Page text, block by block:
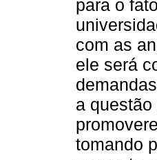
para o
com as
ele será
a
tomando